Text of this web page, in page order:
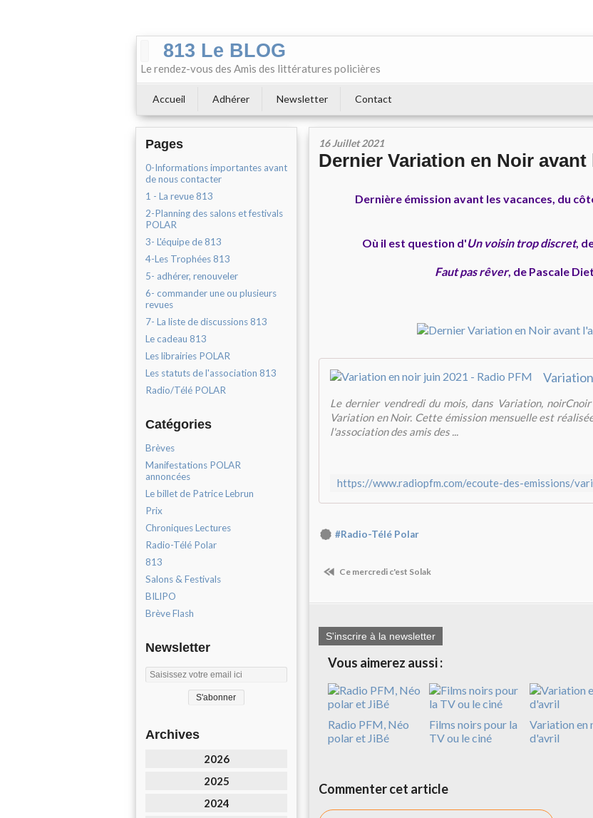
813 Le BLOG
Le rendez-vous des Amis des littératures policières
Accueil Adhérer Newsletter Contact
Pages
0-Informations importantes avant
de nous contacter
1 - La revue 813
2-Planning des salons et festivals
POLAR
3- L'équipe de 813
4-Les Trophées 813
5- adhérer, renouveler
6- commander une ou plusieurs
revues
7- La liste de discussions 813
Le cadeau 813
Les librairies POLAR
Les statuts de l'association 813
Radio/Télé POLAR
Catégories
Brèves
Manifestations POLAR
annoncées
Le billet de Patrice Lebrun
Prix
Chroniques Lectures
Radio-Télé Polar
813
Salons & Festivals
BILIPO
Brève Flash
Newsletter
Archives
2026
2025
2024
16 Juillet 2021
Dernier Variation en Noir
Dernière émission avant les vacances, du
Où il est question d'Un voisin trop discret,
Faut pas rêver, de Pascale
Le dernier vendredi du mois, dans Variation,
Variation en Noir. Cette émission mensuelle est
l'association des amis des ...
#Radio-Télé Polar
Ce mercredi c'est Solak
S'inscrire à la newsletter
Vous aimerez aussi :
Radio PFM, Néo
polar et JiBé
Films noirs pour la
TV ou le ciné
Variation en
d'avril
Commenter cet article